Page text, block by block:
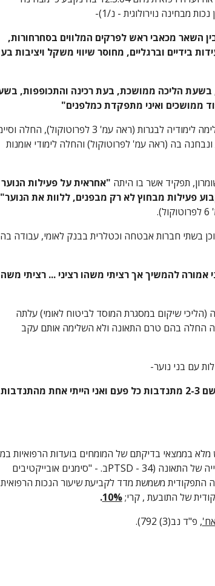
ממושכים ואיני מתפקדת כמלפנים"
פעילות מבחוץ לא רק מבפנים, ללוות את הנוער"
של התובעת , קרי; 10%
.
, פ"ד נב(3) 792).